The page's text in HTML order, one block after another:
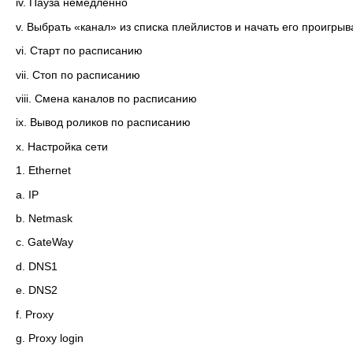
iv. Пауза немедленно
v. Выбрать «канал» из списка плейлистов и начать его
vi. Старт по расписанию
vii. Стоп по расписанию
viii. Смена каналов по расписанию
ix. Вывод роликов по расписанию
x. Настройка сети
1. Ethernet
a. IP
b. Netmask
c. GateWay
d. DNS1
e. DNS2
f. Proxy
g. Proxy login